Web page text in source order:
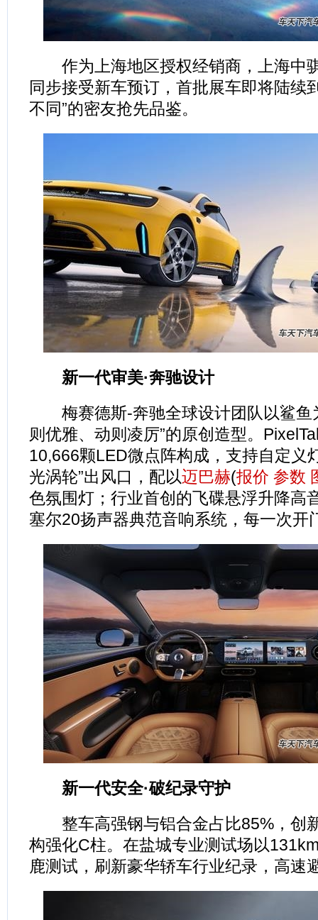
作为上海地区授权经销商，上海中
同步接受新车预订，首批展车即将陆续
不同”的密友抢先品鉴。
新一代审美·奔驰设计
梅赛德斯-奔驰全球设计团队以鲨鱼
则优雅、动则凌厉”的原创造型。
10,666颗LED微点阵构成，支持自定义
光涡轮”出风口，配以迈巴赫(报价 参数
色氛围灯；行业首创的飞碟悬浮升降高
塞尔20扬声器典范音响系统，每一次开
新一代安全·破纪录守护
整车高强钢与铝合金占比85%，创新
构强化C柱。在盐城专业测试场以
鹿测试，刷新豪华轿车行业纪录，高速